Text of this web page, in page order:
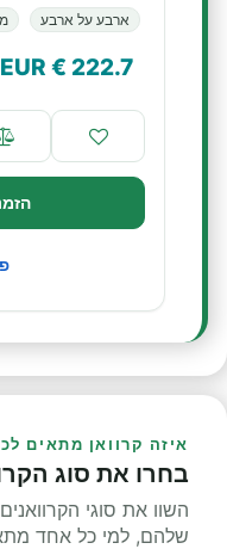
ארבע על ארבע
222.7
€ EUR
איזה קרוואן מתאים
בחרו את סוג
השוו את סוגי
שלהם, למי כל אחד